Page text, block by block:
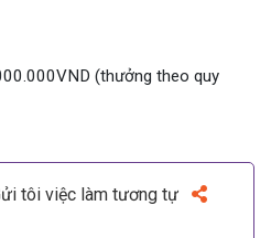
(thưởng theo quy
tôi việc làm tương tự